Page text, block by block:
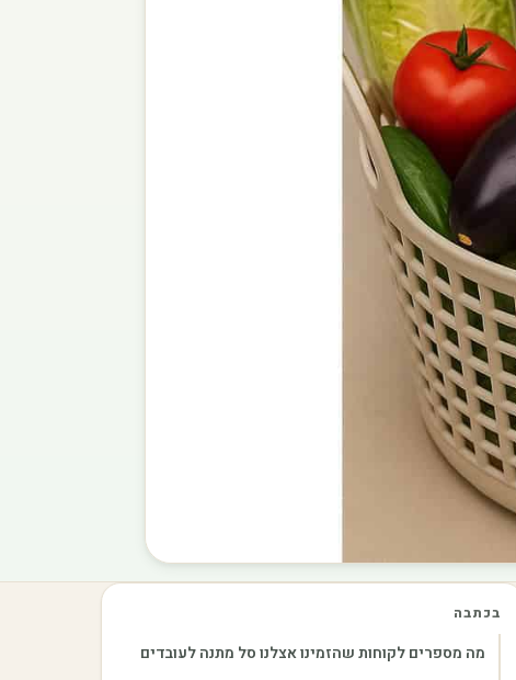
בכתבה
מה מספרים לקוחות שהזמינו אצלנו סל מתנה לעובדים